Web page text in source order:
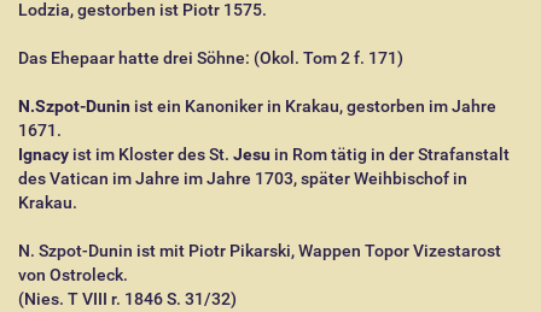
Lodzia, gestorben ist Piotr 1575.
Das Ehepaar hatte drei Söhne: (Okol. Tom 2 f. 171)
N.Szpot-Dunin ist ein Kanoniker in Krakau, gestorben im Jahre
1671.
Ignacy ist im Kloster des St. Jesu in Rom tätig in der Strafanstalt
des Vatican im Jahre im Jahre 1703, später Weihbischof in
Krakau.
N. Szpot-Dunin ist mit Piotr Pikarski, Wappen Topor Vizestarost
von Ostroleck.
(Nies. T VIII r. 1846 S. 31/32)